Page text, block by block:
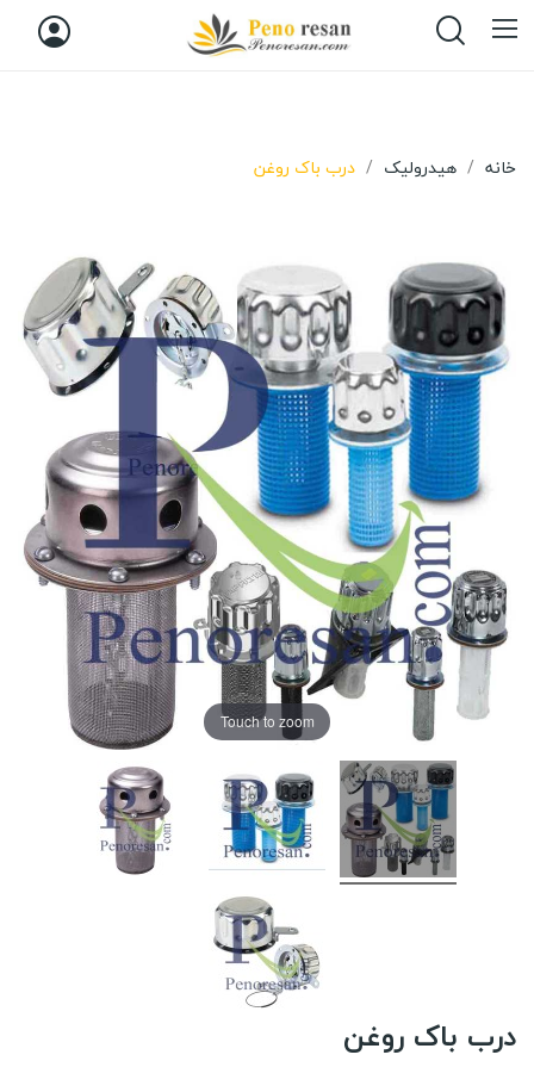
خانه هیدرولیک درب باک روغن
Touch to zoom
درب باک روغن